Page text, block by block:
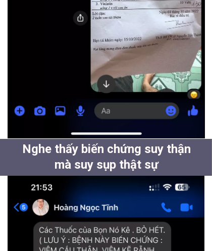
Nghe thấy biến chứng suy thận
mà suy sụp thật sự